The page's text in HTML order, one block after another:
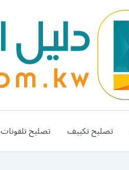
تصليح تكييف تصليح تلفونات